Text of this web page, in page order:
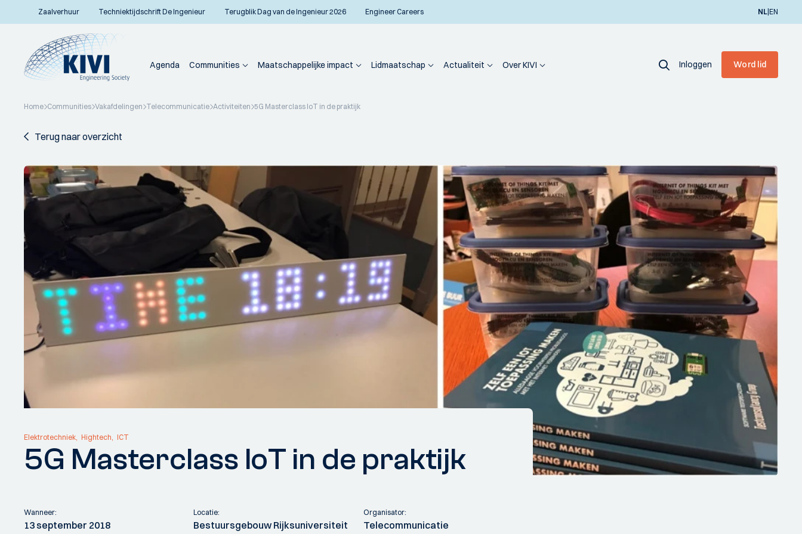
Zaalverhuur Techniektijdschrift De Ingenieur Terugblik Dag van de Ingenieur 2026 Engineer Careers NL|EN
Agenda Communities Maatschappelijke impact Lidmaatschap Actualiteit Over KIVI Inloggen Word lid
Home Communities Vakafdelingen Telecommunicatie Activiteiten 5G Masterclass IoT in de praktijk
Terug naar overzicht
Elektrotechniek Hightech ICT
5G Masterclass IoT in de praktijk
Wanneer:
13 september 2018
Locatie:
Bestuursgebouw Rijksuniversiteit
Organisator:
Telecommunicatie